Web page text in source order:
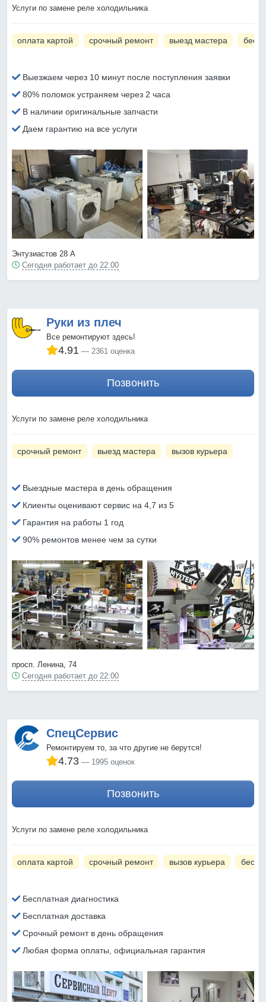
Услуги по замене реле холодильника
оплата картой срочный ремонт выезд мастера
Выезжаем через 10 минут после поступления заявки
80% поломок устраняем через 2 часа
В наличии оригинальные запчасти
Даем гарантию на все услуги
Энтузиастов 28 А
Сегодня работает до 22:00
Руки из плеч
Все ремонтируют здесь!
4.91 2361 оценка
Позвонить
Услуги по замене реле холодильника
срочный ремонт выезд мастера вызов курьера
Выездные мастера в день обращения
Клиенты оценивают сервис на 4,7 из 5
Гарантия на работы 1 год
90% ремонтов менее чем за сутки
просп. Ленина, 74
Сегодня работает до 22:00
СпецСервис
Ремонтируем то, за что другие не берутся!
4.73 1995 оценок
Позвонить
Услуги по замене реле холодильника
оплата картой срочный ремонт вызов курьера
Бесплатная диагностика
Бесплатная доставка
Срочный ремонт в день обращения
Любая форма оплаты, официальная гарантия